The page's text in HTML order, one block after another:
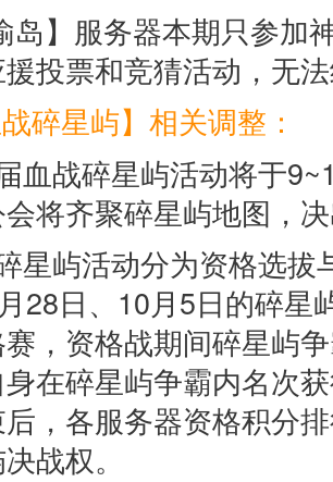
岛】服务器本期只参加
投票和竞猜活动，无
碎星屿】相关调整：
血战碎星屿活动将于
将齐聚碎星屿地图，
星屿活动分为资格选
28日、10月5日的碎星
，资格战期间碎星屿
在碎星屿争霸内名次
，各服务器资格积分
战权。